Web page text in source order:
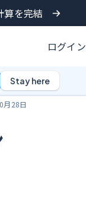
算を完結
ログイン
Stay here
月28日